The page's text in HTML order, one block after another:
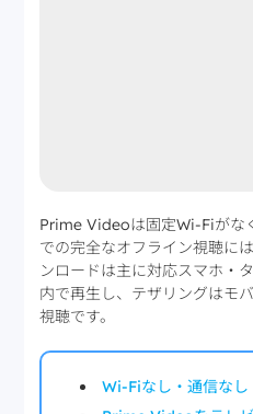
Prime Videoは固定Wi-Fiがな
での完全なオフライン視聴に
ンロードは主に対応スマホ・
内で再生し、テザリングはモ
視聴です。
Wi-Fiなし・通信なし